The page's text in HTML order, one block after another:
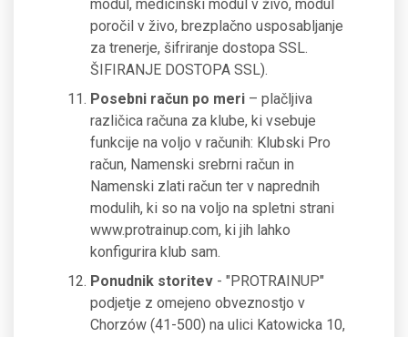
modul, medicinski modul v živo, modul
poročil v živo, brezplačno usposabljanje
za trenerje, šifriranje dostopa SSL.
ŠIFIRANJE DOSTOPA SSL).
Posebni račun po meri – plačljiva
različica računa za klube, ki vsebuje
funkcije na voljo v računih: Klubski Pro
račun, Namenski srebrni račun in
Namenski zlati račun ter v naprednih
modulih, ki so na voljo na spletni strani
www.protrainup.com, ki jih lahko
konfigurira klub sam.
Ponudnik storitev - "PROTRAINUP"
podjetje z omejeno obveznostjo v
Chorzów (41-500) na ulici Katowicka 10,